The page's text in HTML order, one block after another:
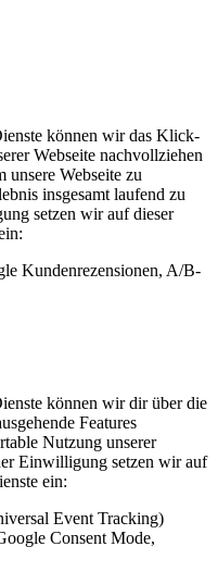
können wir das Klick-
Webseite nachvollziehen
unsere Webseite zu
insgesamt laufend zu
setzen wir auf dieser
Kundenrezensionen, A/B-
können wir dir über die
Features
Nutzung unserer
Einwilligung setzen wir auf
ein:
Event Tracking)
Consent Mode,